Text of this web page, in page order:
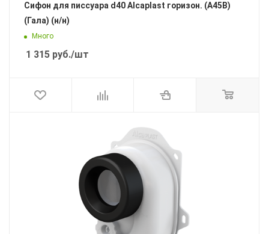
Сифон для писсуара d40 Alcaplast горизон. (A45B)
(Гала) (н/н)
Много
1 315 руб./шт